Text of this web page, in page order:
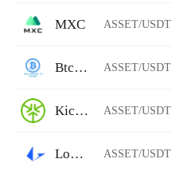
MXC ASSET/USDT
BtcTrade ASSET/USDT
KickEX ASSET/USDT
Loopring AMM ASSET/USDT